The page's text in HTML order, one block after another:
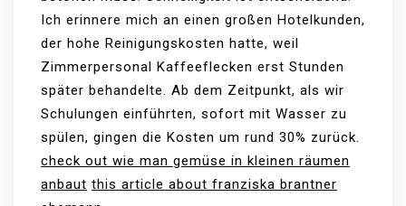
Ich erinnere mich an einen großen Hotelkunden,
der hohe Reinigungskosten hatte, weil
Zimmerpersonal Kaffeeflecken erst Stunden
später behandelte. Ab dem Zeitpunkt, als wir
Schulungen einführten, sofort mit Wasser zu
spülen, gingen die Kosten um rund 30% zurück.
check out wie man gemüse in kleinen räumen
anbaut this article about franziska brantner